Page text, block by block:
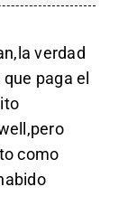
verdad
paga el
como